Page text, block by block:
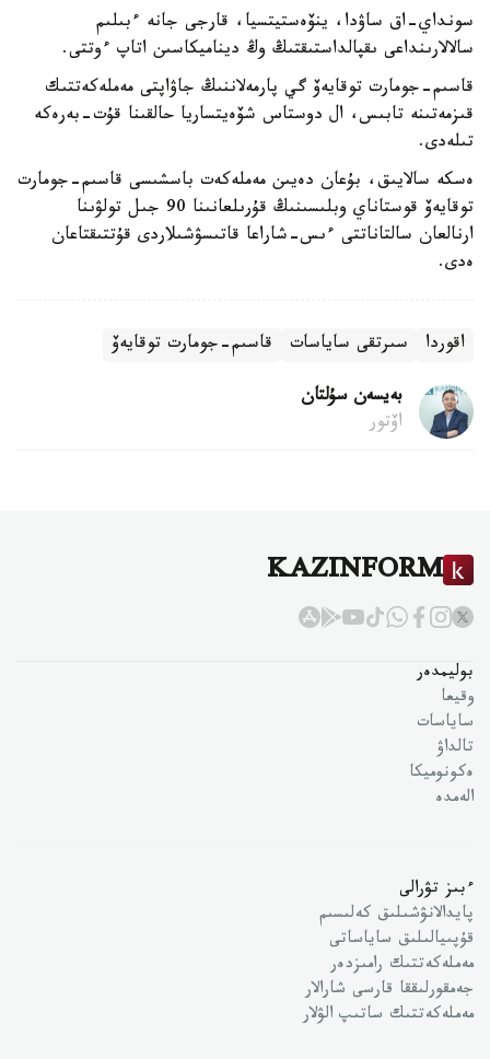
سونداي-اق ساۋدا، ينۆەستيتسيا، قارجى جانە ءبىلىم
سالالارىنداعى ىقپالداستىقتىڭ وڭ ديناميكاسىن اتاپ ءوتتى.
قاسىم-جومارت توقايەۆ گي پارمەلاننىڭ جاۋاپتى مەملەكەتتىك
قىزمەتىنە تابىس، ال دوستاس شۆەيتساريا حالقىنا قۇت-بەرەكە
تىلەدى.
ەسكە سالايىق، بۇعان دەيىن مەملەكەت باسشىسى قاسىم-جومارت
توقايەۆ قوستاناي وبلىسىنىڭ قۇرىلعانىنا 90 جىل تولۋىنا
ارنالعان سالتاناتتى ءىس-شاراعا قاتىسۋشىلاردى قۇتتىقتاعان
ەدى.
اقوردا سىرتقى ساياسات قاسىم-جومارت توقايەۆ
بەيسەن سۇلتان
اۆتور
KAZINFORM
بوليمدەر
وقيعا
ساياسات
تالداۋ
ەكونوميكا
الەمدە
ءبىز تۋرالى
پايدالانۋشىلىق كەلىسىم
قۇپىيالىلىق ساياساتى
مەملەكەتتىك رامىزدەر
جەمقورلىققا قارسى شارالار
مەملەكەتتىك ساتىپ الۋلار